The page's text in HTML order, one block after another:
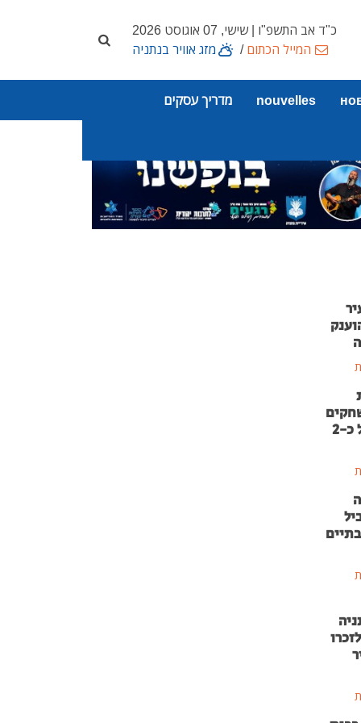
כ"ד אב התשפ"ו | שישי, 07 אוגוסט 2026
המייל הכתום/ מזג אוויר בנתניה
nouvelles מדריך עסקים
בהשקעה של כ-2